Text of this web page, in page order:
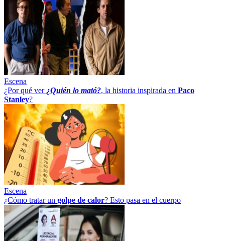
Escena
¿Por qué ver ¿Quién lo mató?, la historia inspirada en Paco
Stanley?
Escena
¿Cómo tratar un golpe de calor? Esto pasa en el cuerpo